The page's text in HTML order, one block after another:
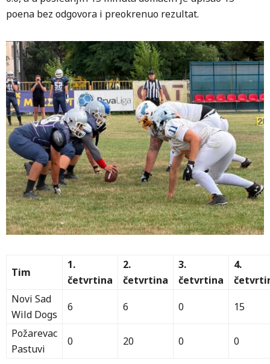
poena bez odgovora i preokrenuo rezultat.
Tim
1.
četvrtina
2.
četvrtina
3.
četvrtina
4.
Novi Sad
Wild Dogs
6 6 0
15
Požarevac
Pastuvi
0 20 0 0